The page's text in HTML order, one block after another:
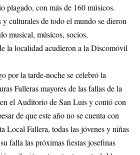
plagado, con más de 160 músicos.
y culturales de todo el mundo se dieron
musical, músicos, socios,
la localidad acudieron a la Discomóvil
por la tarde-noche se celebró la
Falleras mayores de las fallas de la
el Auditorio de San Luis y contó con
de que este año no se cuenta con
Local Fallera, todas las jóvenes y niñas
falla las próximas fiestas josefinas